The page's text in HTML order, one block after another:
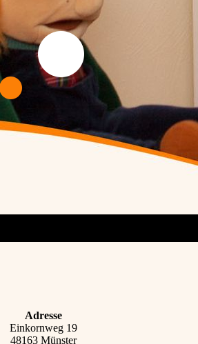
Adresse
Einkornweg 19
48163 Münster